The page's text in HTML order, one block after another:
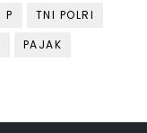
P
TNI POLRI
PAJAK